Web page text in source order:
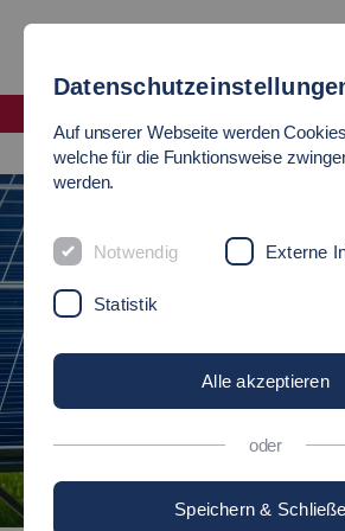
Nachhaltige Gebäude- und
Auf unserer Webseite werden
welche für die Funktionsweise
werden.
Notwendig Externe
Statistik
Alle akzeptieren
oder
Speichern &